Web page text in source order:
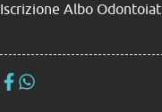
Iscrizione Albo